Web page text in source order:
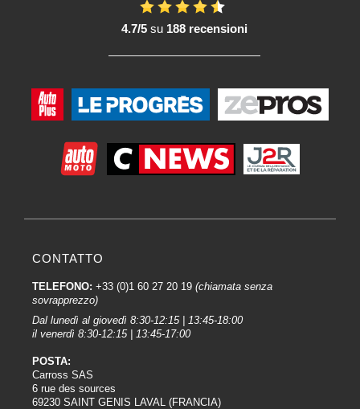
4.7/5su 188 recensioni
CONTATTO
TELEFONO: +33 (0)1 60 27 20 19 (chiamata senza
sovrapprezzo)
Dal lunedì al giovedì 8:30-12:15 | 13:45-18:00
il venerdì 8:30-12:15 | 13:45-17:00
POSTA:
Carross SAS
6 rue des sources
69230 SAINT GENIS LAVAL (FRANCIA)